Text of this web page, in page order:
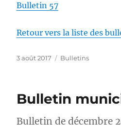
Bulletin 57
Retour vers la liste des
Publié
3 août 2017 Catégories
Bulletins
Bulletin
Bulletin de décembre